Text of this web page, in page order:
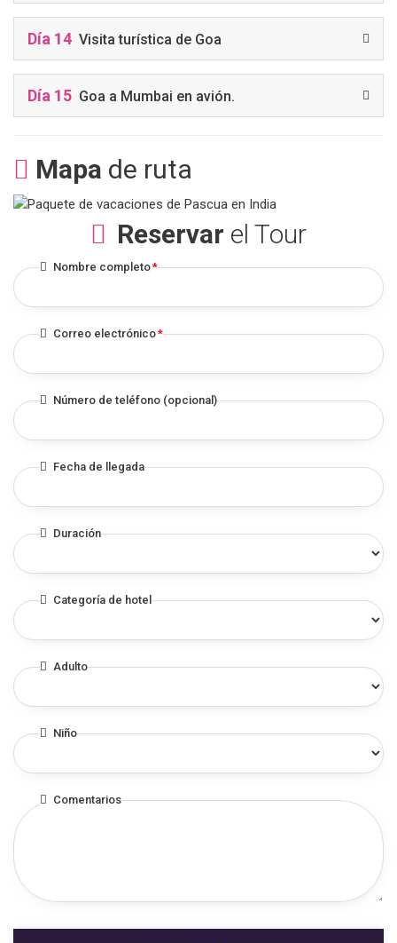
Día 14 Visita turística de Goa
Día 15 Goa a Mumbai en avión.
Mapa de ruta
Reservar el Tour
Nombre completo*
Correo electrónico*
Número de teléfono (opcional)
Fecha de llegada
Duración
Categoría de hotel
Adulto
Niño
Comentarios